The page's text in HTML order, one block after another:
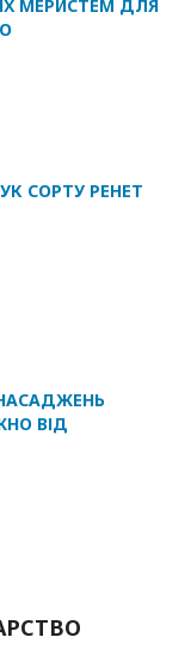
МЕРИСТЕМ ДЛЯ
СОРТУ РЕНЕТ
ВІД